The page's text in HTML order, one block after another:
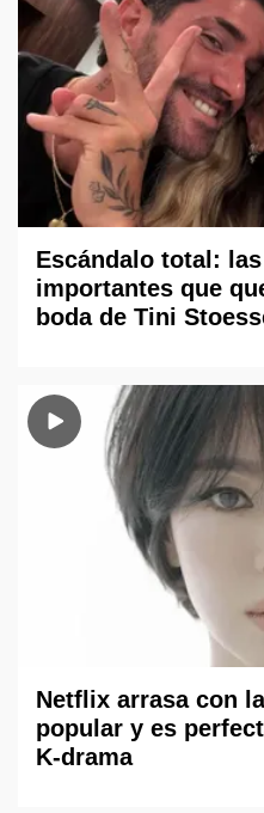
Escándalo total:
importantes que
boda de Tini
Netflix arrasa con
popular y es
K-drama